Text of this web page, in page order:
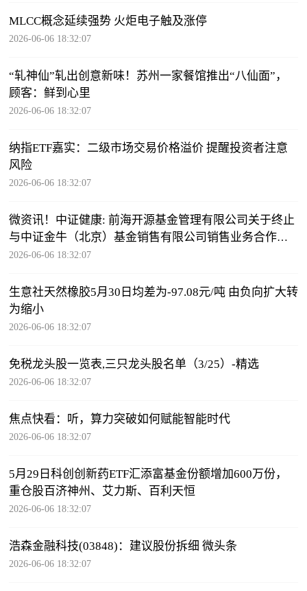
MLCC概念延续强势 火炬电子触及涨停
2026-06-06 18:32:07
“轧神仙”轧出创意新味！苏州一家餐馆推出“八仙面”，
顾客：鲜到心里
2026-06-06 18:32:07
纳指ETF嘉实：二级市场交易价格溢价 提醒投资者注意
风险
2026-06-06 18:32:07
微资讯！中证健康: 前海开源基金管理有限公司关于终止
与中证金牛（北京）基金销售有限公司销售业务合作关
系的公告
2026-06-06 18:32:07
生意社天然橡胶5月30日均差为-97.08元/吨 由负向扩大转
为缩小
2026-06-06 18:32:07
免税龙头股一览表,三只龙头股名单（3/25）-精选
2026-06-06 18:32:07
焦点快看：听，算力突破如何赋能智能时代
2026-06-06 18:32:07
5月29日科创创新药ETF汇添富基金份额增加600万份，
重仓股百济神州、艾力斯、百利天恒
2026-06-06 18:32:07
浩森金融科技(03848)：建议股份拆细 微头条
2026-06-06 18:32:07